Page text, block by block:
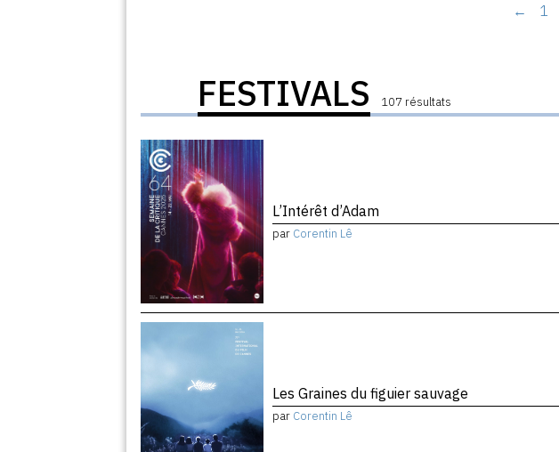
← 1
FESTIVALS 107 résultats
L’Intérêt d’Adam
par Corentin Lê
Les Graines du figuier sauvage
par Corentin Lê